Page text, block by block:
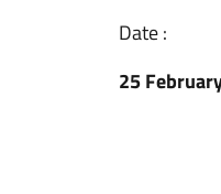
Date :
25